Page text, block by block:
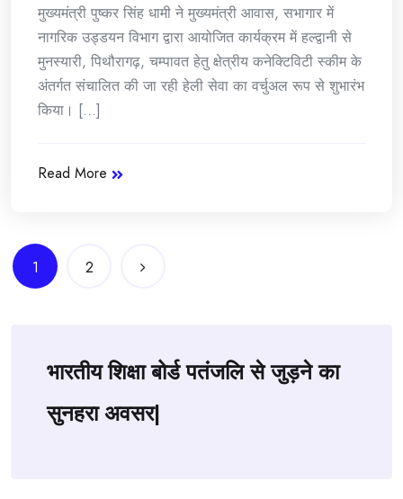
मुख्यमंत्री पुष्कर सिंह धामी ने मुख्यमंत्री आवास, सभागार में
नागरिक उड्डयन विभाग द्वारा आयोजित कार्यक्रम में हल्द्वानी से
मुनस्यारी, पिथौरागढ़, चम्पावत हेतु क्षेत्रीय कनेक्टिविटी स्कीम के
अंतर्गत संचालित की जा रही हेली सेवा का वर्चुअल रूप से शुभारंभ
किया। [...]
Read More
Posts
navigation
1 2
भारतीय शिक्षा बोर्ड पतंजलि से जुड़ने का
सुनहरा अवसर|